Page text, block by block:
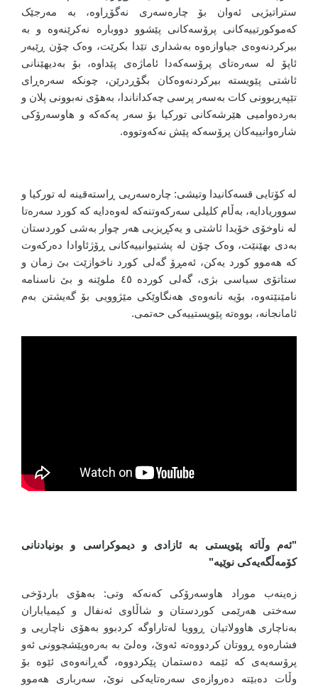
ستراتیژیی ئەوان بۆ چارەسەری نەگۆڕاوە، بە مەرجێک
کەموکورتییەکانی پرۆسەکانی پێشوو دووبارە نەکرێنەوە و بە
بیرکردنەوەی جیاوازەوە بەشداری تێدا بکرێت، وەک چۆن ڕێبەر
ئاپۆ لە سەرەتای پرۆسەکەدا ئاماژەی پێداوە، بۆ بەدیهێنانی
ئاشتی پێویستە بیرکردنەوەکان بگۆڕدرێن، چونکە سەرەڕای
تێپەڕبوونی کات بەسەر پرسی چەکداناندا، بەهۆی نەبوونی پلان و
بەردەوامیی هێرشەکانی تورکیا بۆ سەر پەکەکە و هاوسەرۆکی
شارەوانییەکان پرۆسەکە پێش نەکەوتووە.
لە کۆتایی قسەکانیدا وتیشی: چارەسەریی ڕاستەقینە لە تورکیا و
سووریادایە، بەڵام کلیلی سەرکەوتنەکە لەوەدایە کە کورد سەرەتا
لە ناوخۆی خۆیدا ئاشتی و یەکڕیزیی هەر چوار بەشی کوردستان
بەدی بهێنێت، وەک چۆن لە پشتیوانییەکانی ڕۆژئاوادا دەرکەوت
کە هەموو کورد یەکن، ئەمڕۆ گەلی کورد ناخوازێت بێ زمان و
ستاتۆی سیاسی بژی، گەلی کوردە ٤٥ ملوێنە و بێ ناسنامە
نامێنێتەوە، بۆیە نانەوەی هەنگاوێکی مێژوویی بۆ گەیشتن بەم
ئامانجانە، بووەتە پێویستییەکی حەتمی.
"ئەم وڵاتە پێویستی بە ئازادی و دیموکراسی و بونیادنانی
کۆمەڵگەیەکی نوێیە"
زەینەب موراد هاوسەرۆکی کەنەکە وتی: بەهۆی باردۆخی
سەختی هەرێمی کوردستان و شاڵاوی ئەنفال و کیمیاباران
بەناچاری هاوولاتیان ڕوویا لەتاراوگە کردبوو بەهۆی ناچاریی و
فشارەوە ڕووتان کردووەتە ئەوێ، وەلێ بە بەرەوپێشچوونی ئەو
پرۆسەیەی کە ئێمە دەستمان پێکردووە، گەڕانەوەی ئێوە بۆ
وڵات دەبێتە دەروازەی سەرەتایەکی نوێ، سەرباری هەموو